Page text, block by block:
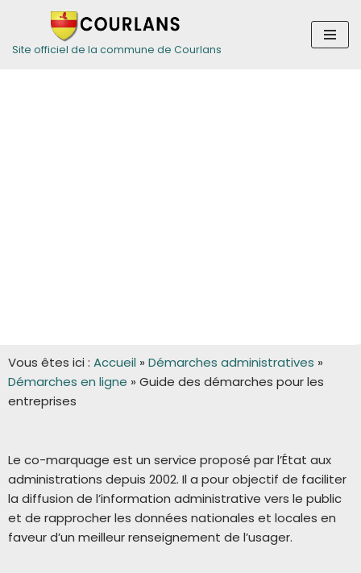
Aller
Site officiel de la commune de Courlans
Vous êtes ici : Accueil » Démarches administratives »
Démarches en ligne » Guide des démarches pour les
entreprises
Le co-marquage est un service proposé par l’État aux
administrations depuis 2002. Il a pour objectif de faciliter
la diffusion de l’information administrative vers le public
et de rapprocher les données nationales et locales en
faveur d’un meilleur renseignement de l’usager.